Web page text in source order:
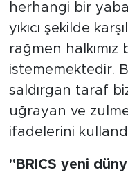
herhangi bir
yıkıcı şekilde
rağmen halkımız
istememektedir.
saldırgan taraf
uğrayan ve
ifadelerini
"BRICS yeni